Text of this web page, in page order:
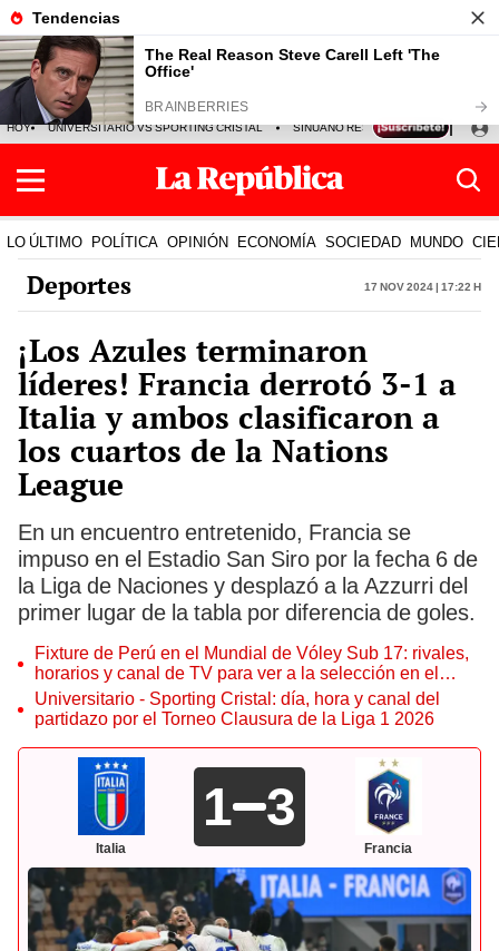
HOY UNIVERSITARIO VS SPORTING CRISTAL SINUANO RESULTADOS HOY
LO ÚLTIMO POLÍTICA OPINIÓN ECONOMÍA SOCIEDAD MUNDO
Deportes 17 Nov 2024 | 17:22 h
¡Los Azules terminaron
líderes! Francia derrotó 3-1 a
Italia y ambos clasificaron a
los cuartos de la Nations
League
En un encuentro entretenido, Francia se
impuso en el Estadio San Siro por la fecha 6 de
la Liga de Naciones y desplazó a la Azzurri del
primer lugar de la tabla por diferencia de goles.
Fixture de Perú en el Mundial de Vóley Sub 17: rivales,
horarios y canal de TV para ver a la selección en el
torneo
Universitario - Sporting Cristal: día, hora y canal del
partidazo por el Torneo Clausura de la Liga 1 2026
Italia
1 3
Francia